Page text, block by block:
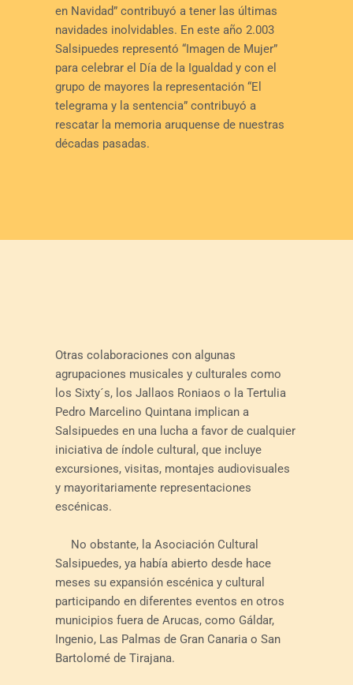
en Navidad” contribuyó a tener las últimas
navidades inolvidables. En este año 2.003
Salsipuedes representó “Imagen de Mujer”
para celebrar el Día de la Igualdad y con el
grupo de mayores la representación “El
telegrama y la sentencia” contribuyó a
rescatar la memoria aruquense de nuestras
décadas pasadas.
Otras colaboraciones con algunas
agrupaciones musicales y culturales como
los Sixty´s, los Jallaos Roniaos o la Tertulia
Pedro Marcelino Quintana implican a
Salsipuedes en una lucha a favor de cualquier
iniciativa de índole cultural, que incluye
excursiones, visitas, montajes audiovisuales
y mayoritariamente representaciones
escénicas.
No obstante, la Asociación Cultural
Salsipuedes, ya había abierto desde hace
meses su expansión escénica y cultural
participando en diferentes eventos en otros
municipios fuera de Arucas, como Gáldar,
Ingenio, Las Palmas de Gran Canaria o San
Bartolomé de Tirajana.